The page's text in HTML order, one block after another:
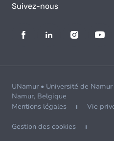
Suivez-nous
UNamur • Université de
Namur, Belgique
Mentions légales
Vie
Gestion des cookies